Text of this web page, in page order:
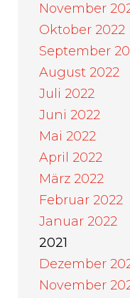
November
Oktober 2022
September
August 2022
Juli 2022
Juni 2022
Mai 2022
April 2022
März 2022
Februar 2022
Januar 2022
2021
Dezember
November